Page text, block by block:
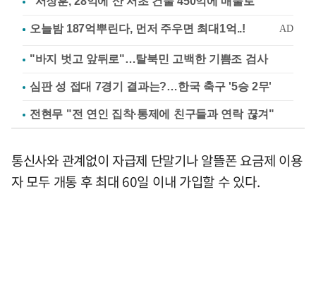
"바지 벗고 앞뒤로"…탈북민 고백한 기쁨조 검사
심판 성 접대 7경기 결과는?…한국 축구 '5승 2무'
전현무 "전 연인 집착·통제에 친구들과 연락 끊겨"
통신사와 관계없이 자급제 단말기나 알뜰폰 요금제 이용
자 모두 개통 후 최대 60일 이내 가입할 수 있다.